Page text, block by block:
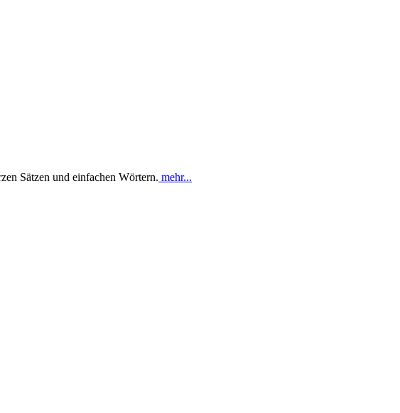
Sätzen und einfachen Wörtern. mehr...